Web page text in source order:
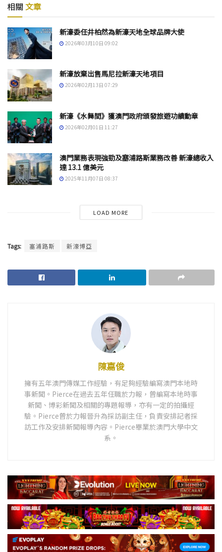
相關 文章
新濠委任井柏然為新濠天地全球品牌大使
2026年03月10日 09:02
新濠放棄出售馬尼拉新濠天地項目
2026年02月13日 07:29
新濠《水舞間》獲澳門政府頒發旅遊功績勳章
2026年02月01日 11:27
澳門業務表現強勁及塞浦路斯業務改善 新濠總收入
達 13.1 億美元
2025年11月07日 08:37
LOAD MORE
Tags: 塞浦路斯 新濠博亞
陳嘉俊
擁有五年澳門傳媒工作經驗，有足夠經驗編寫澳門本地時
事新聞。Pierce在過去五年任職於力報，曾編寫本地時事
新聞、博彩新聞及相關的專題報導，亦有一定的拍攝經
驗。Pierce曾於力報晉升為採訪副主任，負責安排記者採
訪工作及安排新聞報導內容。Pierce畢業於澳門大學中文
系。